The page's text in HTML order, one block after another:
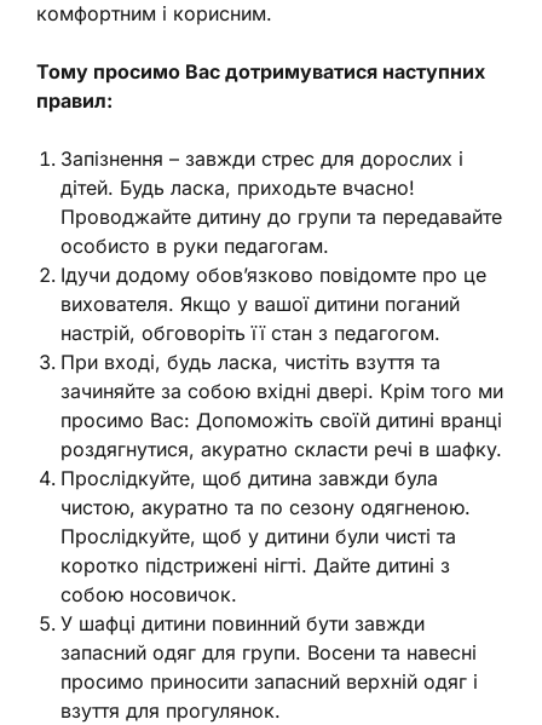
комфортним і корисним.
Тому просимо Вас дотримуватися наступних
правил:
Запізнення – завжди стрес для дорослих і
дітей. Будь ласка, приходьте вчасно!
Проводжайте дитину до групи та передавайте
особисто в руки педагогам.
Ідучи додому обов’язково повідомте про це
вихователя. Якщо у вашої дитини поганий
настрій, обговоріть її стан з педагогом.
При вході, будь ласка, чистіть взуття та
зачиняйте за собою вхідні двері. Крім того ми
просимо Вас: Допоможіть своїй дитині вранці
роздягнутися, акуратно скласти речі в шафку.
Прослідкуйте, щоб дитина завжди була
чистою, акуратно та по сезону одягненою.
Прослідкуйте, щоб у дитини були чисті та
коротко підстрижені нігті. Дайте дитині з
собою носовичок.
У шафці дитини повинний бути завжди
запасний одяг для групи. Восени та навесні
просимо приносити запасний верхній одяг і
взуття для прогулянок.